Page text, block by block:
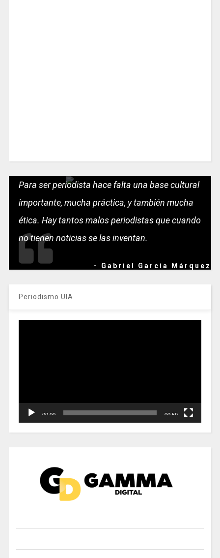
Para ser periodista hace falta una base cultural
importante, mucha práctica, y también mucha
ética. Hay tantos malos periodistas que cuando
no tienen noticias se las inventan.
- Gabriel García Márquez
Periodismo UIA
00:00 00:59